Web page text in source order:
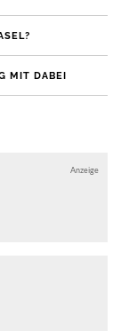
MIT DABEI
Anzeige